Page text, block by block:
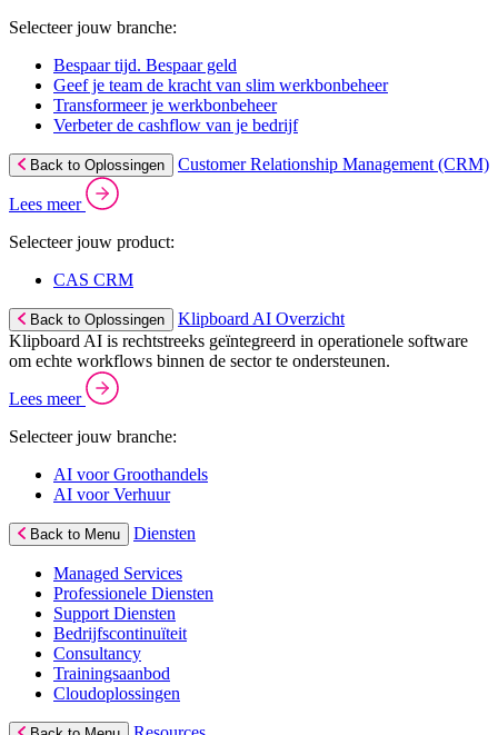
Selecteer jouw branche:
Bespaar tijd. Bespaar geld
Geef je team de kracht van slim werkbonbeheer
Transformeer je werkbonbeheer
Verbeter de cashflow van je bedrijf
Back to Oplossingen Customer Relationship Management (CRM)
Lees meer
Selecteer jouw product:
CAS CRM
Back to Oplossingen
Klipboard AI Overzicht
Klipboard AI is rechtstreeks geïntegreerd in operationele software
om echte workflows binnen de sector te ondersteunen.
Lees meer
Selecteer jouw branche:
AI voor Groothandels
AI voor Verhuur
Back to Menu Diensten
Managed Services
Professionele Diensten
Support Diensten
Bedrijfscontinuïteit
Consultancy
Trainingsaanbod
Cloudoplossingen